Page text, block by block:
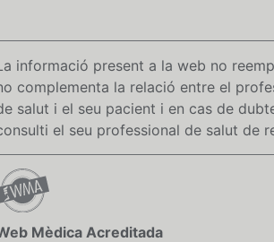
informació present a la web no
complementa la relació entre el
salut i el seu pacient i en cas de
el seu professional de salut de
Mèdica Acreditada